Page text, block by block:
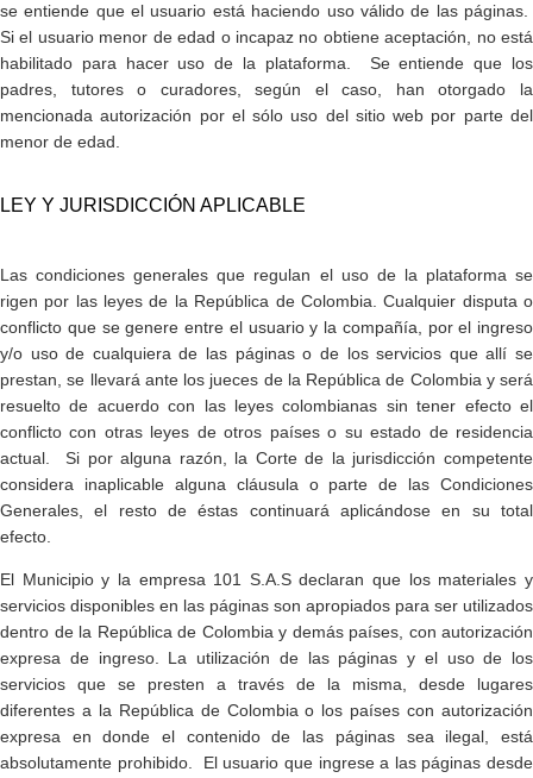
se entiende que el usuario está haciendo uso válido de las páginas.
Si el usuario menor de edad o incapaz no obtiene aceptación, no está
habilitado para hacer uso de la plataforma. Se entiende que los
padres, tutores o curadores, según el caso, han otorgado la
mencionada autorización por el sólo uso del sitio web por parte del
menor de edad.
​LEY Y JURISDICCIÓN APLICABLE
Las condiciones generales que regulan el uso de la plataforma se
rigen por las leyes de la República de Colombia. Cualquier disputa o
conflicto que se genere entre el usuario y la compañía, por el ingreso
y/o uso de cualquiera de las páginas o de los servicios que allí se
prestan, se llevará ante los jueces de la República de Colombia y será
resuelto de acuerdo con las leyes colombianas sin tener efecto el
conflicto con otras leyes de otros países o su estado de residencia
actual. Si por alguna razón, la Corte de la jurisdicción competente
considera inaplicable alguna cláusula o parte de las Condiciones
Generales, el resto de éstas continuará aplicándose en su total
efecto.
El Municipio y la empresa 101 S.A.S declaran que los materiales y
servicios disponibles en las páginas son apropiados para ser utilizados
dentro de la República de Colombia y demás países, con autorización
expresa de ingreso. La utilización de las páginas y el uso de los
servicios que se presten a través de la misma, desde lugares
diferentes a la República de Colombia o los países con autorización
expresa en donde el contenido de las páginas sea ilegal, está
absolutamente prohibido. El usuario que ingrese a las páginas desde